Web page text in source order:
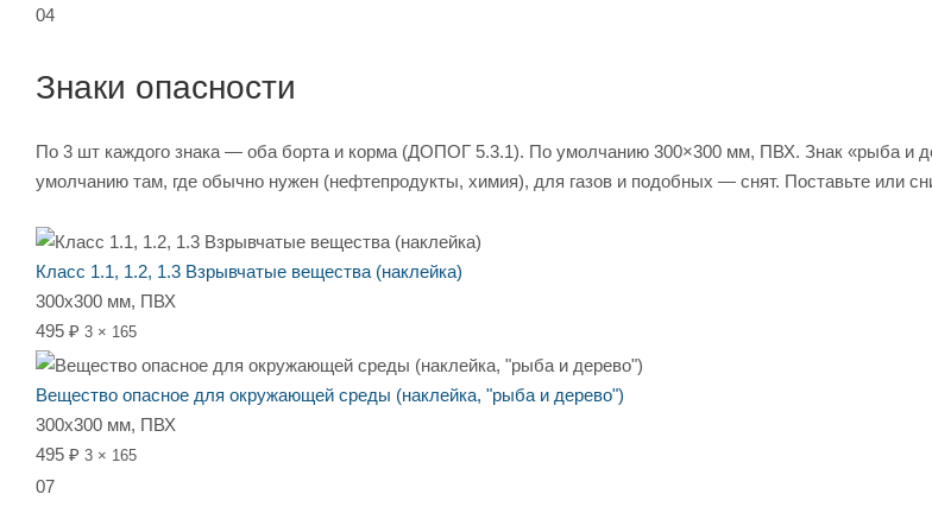
04
Знаки опасности
По 3 шт каждого знака — оба борта и корма (ДОПОГ 5.3.1). По умолчанию 300×300 мм, ПВХ. Знак «рыба и
умолчанию там, где обычно нужен (нефтепродукты, химия), для газов и подобных — снят. Поставьте или
Класс 1.1, 1.2, 1.3 Взрывчатые вещества (наклейка)
300х300 мм, ПВХ
495 ₽ 3 × 165
Вещество опасное для окружающей среды (наклейка, "рыба и дерево")
300х300 мм, ПВХ
495 ₽ 3 × 165
07